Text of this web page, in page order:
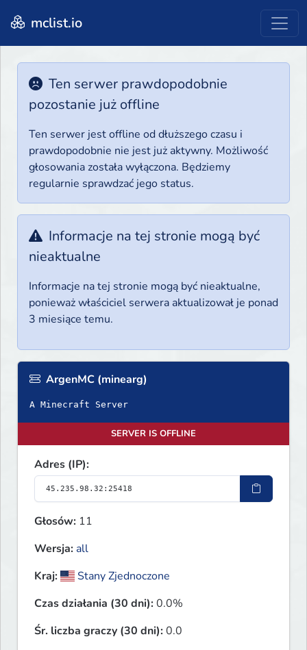
mclist.io
Ten serwer prawdopodobnie
pozostanie już offline
Ten serwer jest offline od dłuższego czasu i
prawdopodobnie nie jest już aktywny. Możliwość
głosowania została wyłączona. Będziemy
regularnie sprawdzać jego status.
Informacje na tej stronie mogą być
nieaktualne
Informacje na tej stronie mogą być nieaktualne,
ponieważ właściciel serwera aktualizował je ponad
3 miesiące temu.
ArgenMC (minearg)
A Minecraft Server
SERVER IS OFFLINE
Adres (IP):
Głosów: 11
Wersja: all
Kraj:
Stany Zjednoczone
Czas działania (30 dni):0.0%
Śr. liczba graczy (30 dni):0.0